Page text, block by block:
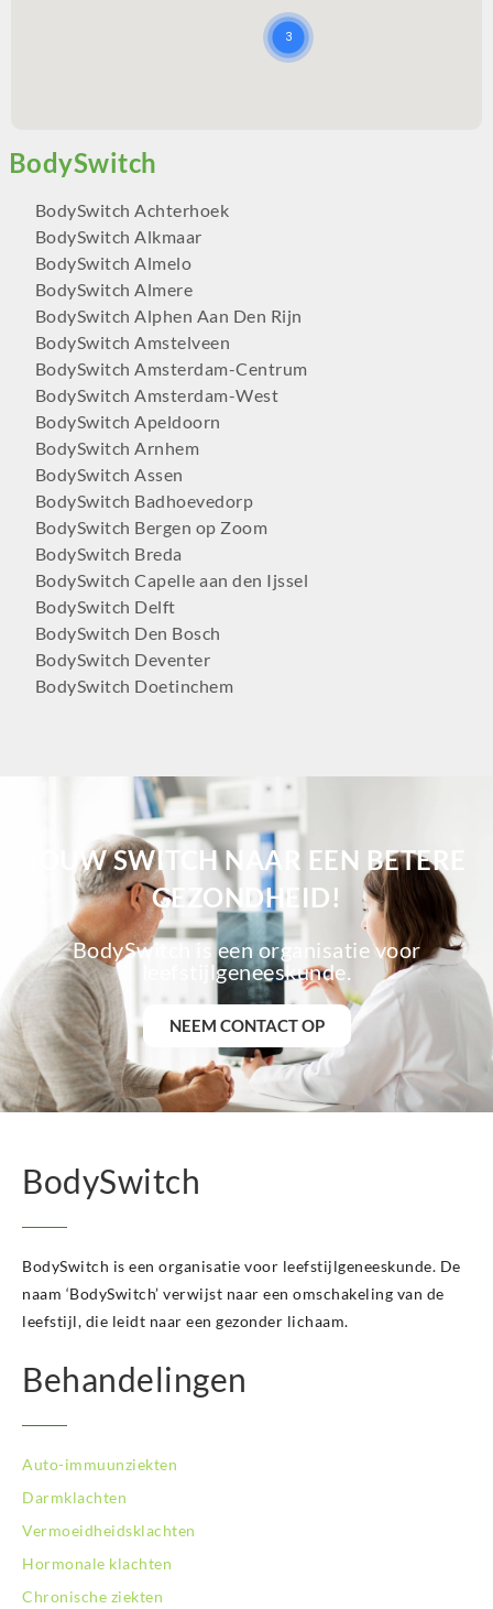
BodySwitch Achterhoek
BodySwitch Alkmaar
BodySwitch Almelo
BodySwitch Almere
BodySwitch Alphen Aan Den Rijn
BodySwitch Amstelveen
BodySwitch Amsterdam-Centrum
BodySwitch Amsterdam-West
BodySwitch Apeldoorn
BodySwitch Arnhem
BodySwitch Assen
BodySwitch Badhoevedorp
BodySwitch Bergen op Zoom
BodySwitch Breda
BodySwitch Capelle aan den Ijssel
BodySwitch Delft
BodySwitch Den Bosch
BodySwitch Deventer
BodySwitch Doetinchem
BodySwitch Emmen
BodySwitch Enschede
BodySwitch Gilze-Rijen
BodySwitch Goeree-Overflakkee
BodySwitch Gouda
BodySwitch Groningen-Centrum
BodySwitch Haaglanden-Oost
BodySwitch Haarlem
BodySwitch Heemskerk
BodySwitch Heerlen
BodySwitch Helmond
BodySwitch Hengelo OV
BodySwitch Het Gooi
BodySwitch Hoofddorp
BodySwitch Kerkrade
BodySwitch Krimpenerwaard
BodySwitch Leeuwarden
BodySwitch Lelystad
BodySwitch Maastricht
BodySwitch Nieuwegein
BodySwitch Oss
BodySwitch Purmerend
BodySwitch Roosendaal
JOUW SWITCH NAAR EEN BETERE
GEZONDHEID!
BodySwitch is een organisatie voor
leefstijlgeneeskunde.
NEEM CONTACT OP
BodySwitch
BodySwitch is een organisatie voor leefstijlgeneeskunde. De
naam ‘BodySwitch’ verwijst naar een omschakeling van de
leefstijl, die leidt naar een gezonder lichaam.
Behandelingen
Auto-immuunziekten
Darmklachten
Vermoeidheidsklachten
Hormonale klachten
Chronische ziekten